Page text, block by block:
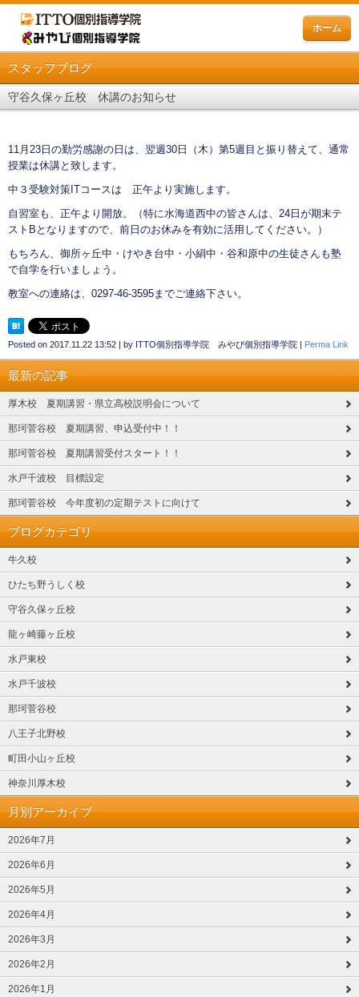
ホーム
スタッフブログ
守谷久保ヶ丘校 休講のお知らせ
11月23日の勤労感謝の日は、翌週30日（木）第5週目と振り替えて、通常
授業は休講と致します。
中３受験対策ITコースは 正午より実施します。
自習室も、正午より開放。（特に水海道西中の皆さんは、24日が期末テ
ストBとなりますので、前日のお休みを有効に活用してください。）
もちろん、御所ヶ丘中・けやき台中・小絹中・谷和原中の生徒さんも塾
で自学を行いましょう。
教室への連絡は、0297-46-3595までご連絡下さい。
Posted on 2017.11.22 13:52 | by ITTO個別指導学院 みやび個別指導学院 | Perma Link
最新の記事
厚木校 夏期講習・県立高校説明会について
那珂菅谷校 夏期講習、申込受付中！！
那珂菅谷校 夏期講習受付スタート！！
水戸千波校 目標設定
那珂菅谷校 今年度初の定期テストに向けて
ブログカテゴリ
牛久校
ひたち野うしく校
守谷久保ヶ丘校
龍ヶ崎藤ヶ丘校
水戸東校
水戸千波校
那珂菅谷校
八王子北野校
町田小山ヶ丘校
神奈川厚木校
月別アーカイブ
2026年7月
2026年6月
2026年5月
2026年4月
2026年3月
2026年2月
2026年1月